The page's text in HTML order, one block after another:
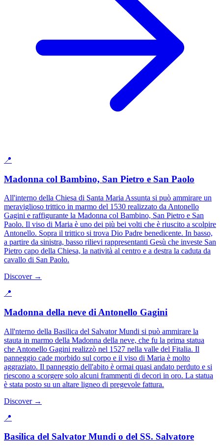
📍
Madonna col Bambino, San Pietro e San Paolo
All'interno della Chiesa di Santa Maria Assunta si può ammirare un
meraviglioso trittico in marmo del 1530 realizzato da Antonello
Gagini e raffigurante la Madonna col Bambino, San Pietro e San
Paolo. Il viso di Maria è uno dei più bei volti che è riuscito a scolpire
Antonello. Sopra il trittico si trova Dio Padre benedicente. In basso,
a partire da sinistra, basso rilievi rappresentanti Gesù che investe San
Pietro capo della Chiesa, la natività al centro e a destra la caduta da
cavallo di San Paolo.
Discover →
📍
Madonna della neve di Antonello Gagini
All'nterno della Basilica del Salvator Mundi si può ammirare la
stauta in marmo della Madonna della neve, che fu la prima statua
che Antonello Gagini realizzò nel 1527 nella valle del Fitalia. Il
panneggio cade morbido sul corpo e il viso di Maria è molto
aggraziato. Il panneggio dell'abito è ormai quasi andato perduto e si
riescono a scorgere solo alcuni frammenti di decori in oro. La statua
è stata posto su un altare ligneo di pregevole fattura.
Discover →
📍
Basilica del Salvator Mundi o del SS. Salvatore